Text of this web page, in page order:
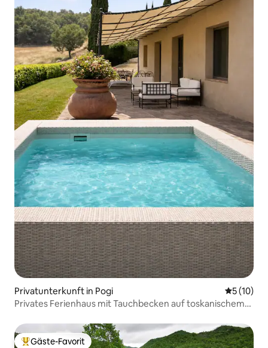
Privatunterkunft in Pogi
5 (10)
Privates Ferienhaus mit Tauchbecken auf toskanischem
Gäste-Favorit